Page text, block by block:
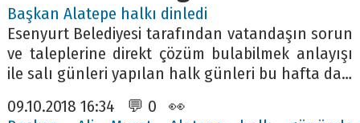
Başkan Alatepe halkı dinledi
Esenyurt Belediyesi tarafından vatandaşın sorun
ve taleplerine direkt çözüm bulabilmek anlayışı
ile salı günleri yapılan halk günleri bu hafta da…
09.10.2018 16:34 💬 0 👀